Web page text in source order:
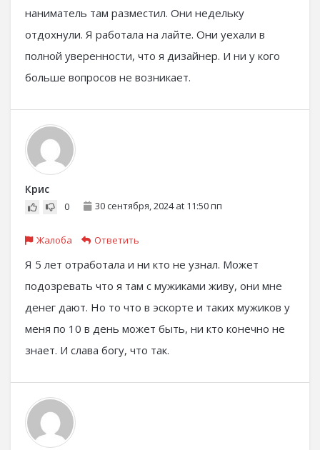
наниматель там разместил. Они недельку
отдохнули. Я работала на лайте. Они уехали в
полной уверенности, что я дизайнер. И ни у кого
больше вопросов не возникает.
Крис
0 30 сентября, 2024 at 11:50 пп
Жалоба Ответить
Я 5 лет отработала и ни кто не узнал. Может
подозревать что я там с мужиками живу, они мне
денег дают. Но то что в эскорте и таких мужиков у
меня по 10 в день может быть, ни кто конечно не
знает. И слава богу, что так.